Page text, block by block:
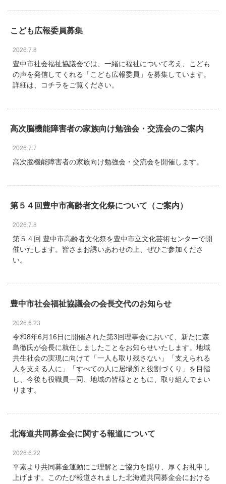
こども広報委員募集
2026.7.8
豊中市社会福祉協議会では、一緒に福祉について考え、こども
の声を発信してくれる「こども広報委員」を募集しています。
詳細は、コチラをご覧ください。
高次脳機能障害者の家族向け勉強会・交流会のご案内
2026.7.7
高次脳機能障害者の家族向け勉強会・交流会を開催します。
第５４回豊中市高齢者文化祭について（ご案内）
2026.7.8
第５４回 豊中市高齢者文化祭を豊中市立文化芸術センターで開
催いたします。皆さまお誘いあわせの上、ぜひご参加くださ
い。
豊中市社会福祉協議会の会長交代のお知らせ
2026.6.23
令和8年6月16日に開催された第3回理事会において、新たに森
島徹氏が会長に就任しましたことをお知らせいたします。地域
共生社会の実現に向けて「一人も取り残さない」「支えられる
人を支える人に」「すべての人に居場所と役割づくり」を目指
し、今後も役職員一同、地域の皆様とともに、取り組んでまい
ります。
北海道共同募金会に関する報道について
2026.6.22
平素より共同募金運動にご理解とご協力を賜り、厚くお礼申し
上げます。このたび報道されました北海道共同募金会における